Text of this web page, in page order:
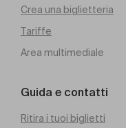
Crea una biglietteria
Tariffe
Area multimediale
Guida e contatti
Ritira i tuoi biglietti